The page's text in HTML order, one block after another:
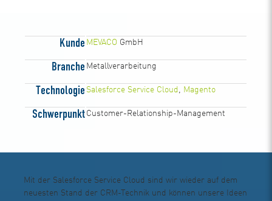
Kunde MEVACO GmbH
Branche Metallverarbeitung
Technologie Salesforce Service Cloud , Magento
Schwerpunkt Customer-Relationship-Management
Mit der Salesforce Service Cloud sind wir wieder auf dem
neuesten Stand der CRM-Technik und können unsere Ideen